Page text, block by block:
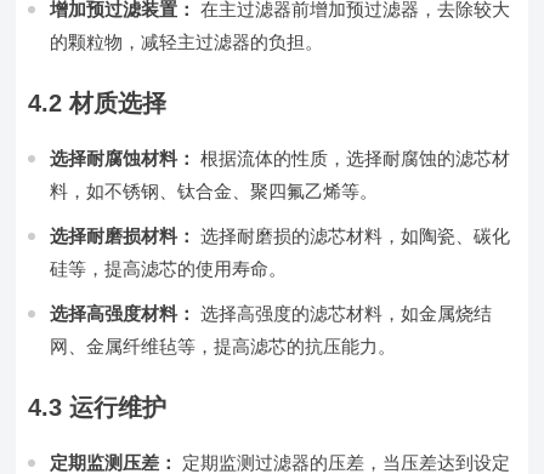
增加预过滤装置： 在主过滤器前增加预过滤器，去除较大
的颗粒物，减轻主过滤器的负担。
4.2 材质选择
选择耐腐蚀材料： 根据流体的性质，选择耐腐蚀的滤芯材
料，如不锈钢、钛合金、聚四氟乙烯等。
选择耐磨损材料： 选择耐磨损的滤芯材料，如陶瓷、碳化
硅等，提高滤芯的使用寿命。
选择高强度材料： 选择高强度的滤芯材料，如金属烧结
网、金属纤维毡等，提高滤芯的抗压能力。
4.3 运行维护
定期监测压差：
定期监测过滤器的压差，当压差达到设定